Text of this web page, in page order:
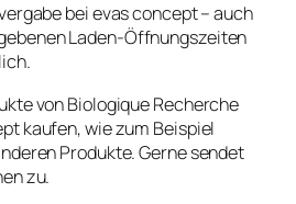
bei evas concept – auch
Laden-Öffnungszeiten
von Biologique Recherche
kaufen, wie zum Beispiel
Produkte. Gerne sendet
zu.